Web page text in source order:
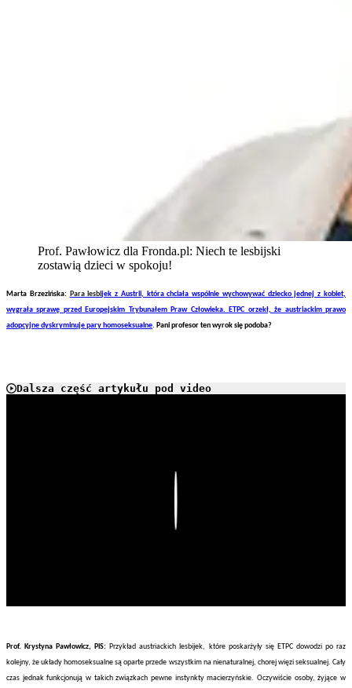
Prof. Pawłowicz dla Fronda.pl: Niech te lesbijski
zostawią dzieci w spokoju!
Marta Brzezińska: Para lesbijek z Austrii, która chciała wspólnie wychowywać dziecko jednej z kobiet,
wygrała sprawę przed Europejskim Trybunałem Praw Człowieka. ETPC orzekł, że austriackim prawo
adopcyjne dyskryminuje pary homoseksualne. Pani profesor ten wyrok się podoba?
Dalsza część artykułu pod video
Prof. Krystyna Pawłowicz, PiS: Przykład austriackich lesbijek, które poskarżyły się ETPC dowodzi po raz
kolejny, że układy homoseksualne są oparte przede wszystkim na nienaturalnej, chorej więzi seksualnej. Cały
czas jednak funkcjonują w takich związkach pewne instynkty macierzyńskie. Oczywiście osoby, żyjące w